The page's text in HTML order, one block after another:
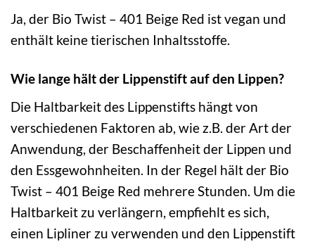
Ja, der Bio Twist – 401 Beige Red ist vegan und
enthält keine tierischen Inhaltsstoffe.
Wie lange hält der Lippenstift auf den Lippen?
Die Haltbarkeit des Lippenstifts hängt von
verschiedenen Faktoren ab, wie z.B. der Art der
Anwendung, der Beschaffenheit der Lippen und
den Essgewohnheiten. In der Regel hält der Bio
Twist – 401 Beige Red mehrere Stunden. Um die
Haltbarkeit zu verlängern, empfiehlt es sich,
einen Lipliner zu verwenden und den Lippenstift